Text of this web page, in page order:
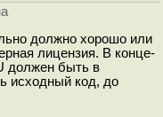
должно хорошо или
лицензия. В конце-
должен быть в
исходный код, до